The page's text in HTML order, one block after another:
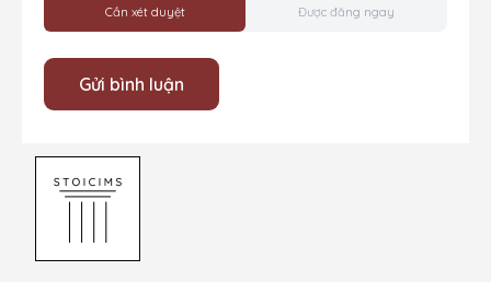
Cần xét duyệt Được đăng ngay